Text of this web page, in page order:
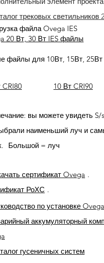
трековых светильников
файла Ovega IES
20 Вт, 30 Вт IES файлы
файлы для 10Вт, 15Вт, 25Вт
CRI80 10 Вт CRI90
вы можете увидеть S/
наименьший луч и
Большой = луч
сертификат Ovega .
РоХС .
по установке
аккумуляторный
гусеничных систем